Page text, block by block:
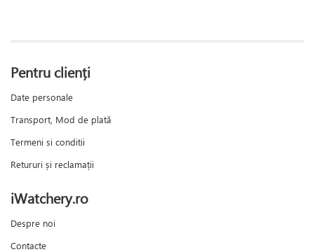
Pentru clienți
Date personale
Transport, Mod de plată
Termeni si conditii
Retururi și reclamații
iWatchery.ro
Despre noi
Contacte